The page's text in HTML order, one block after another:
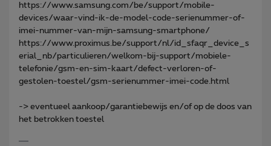
https://www.samsung.com/be/support/mobile-
devices/waar-vind-ik-de-model-code-serienummer-of-
imei-nummer-van-mijn-samsung-smartphone/
https://www.proximus.be/support/nl/id_sfaqr_device_s
erial_nb/particulieren/welkom-bij-support/mobiele-
telefonie/gsm-en-sim-kaart/defect-verloren-of-
gestolen-toestel/gsm-serienummer-imei-code.html
-> eventueel aankoop/garantiebewijs en/of op de doos van
het betrokken toestel